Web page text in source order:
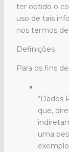
ter obtido o
uso de tais
nos termos
Definições
Para os fins
“Dados
que,
uma